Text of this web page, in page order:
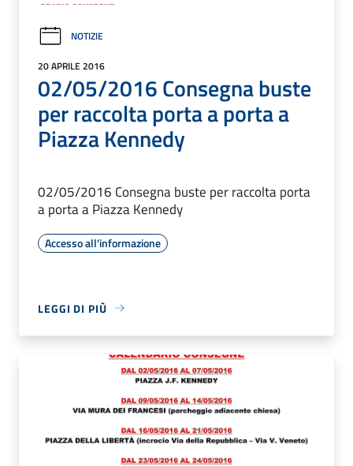
NOTIZIE
20 APRILE 2016
02/05/2016 Consegna buste
per raccolta porta a porta a
Piazza Kennedy
02/05/2016 Consegna buste per raccolta porta
a porta a Piazza Kennedy
Accesso all'informazione
LEGGI DI PIÙ